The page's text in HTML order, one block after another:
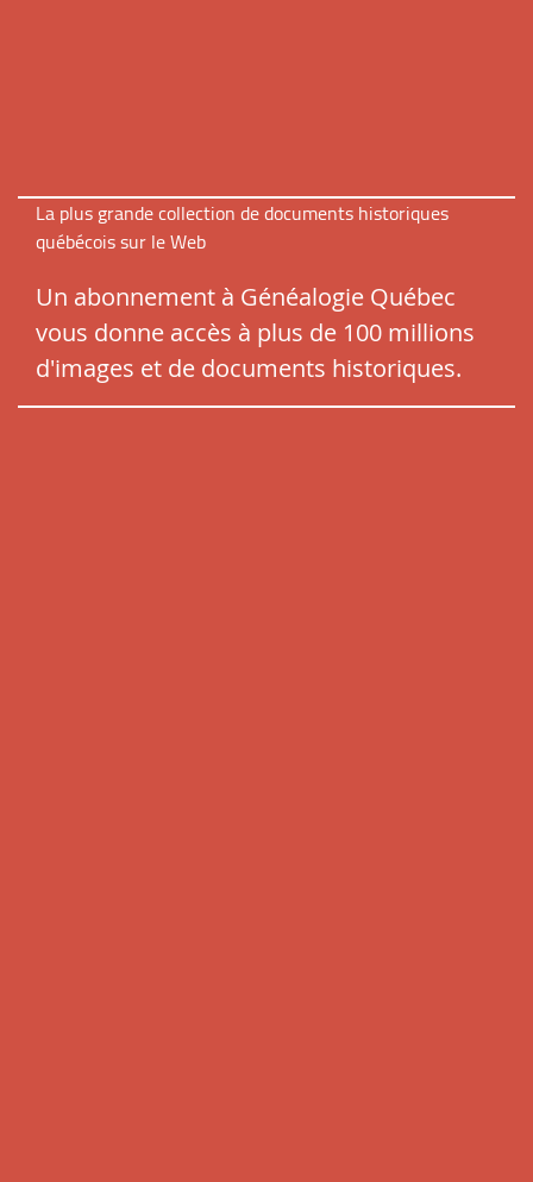
La plus grande collection de documents historiques
québécois sur le Web
Un abonnement à Généalogie Québec
vous donne accès à plus de 100 millions
d'images et de documents historiques.